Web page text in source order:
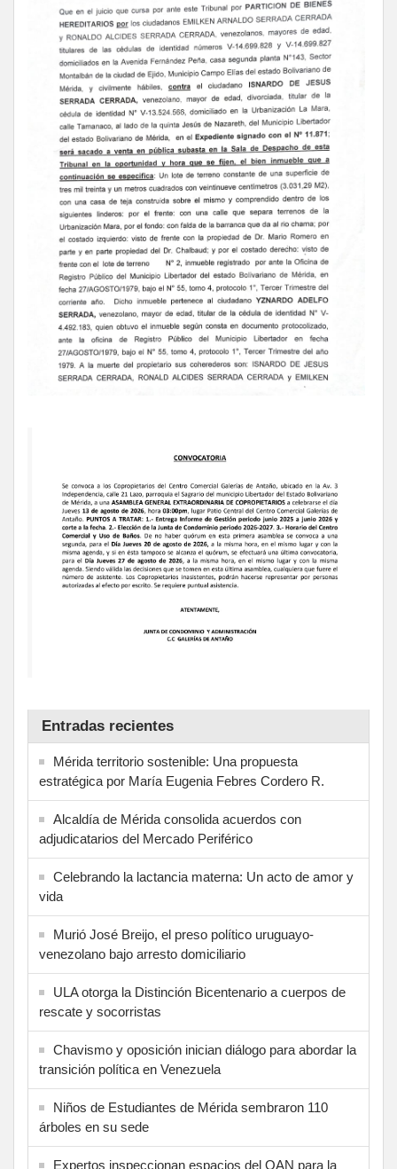
Entradas recientes
Mérida territorio sostenible: Una propuesta
estratégica por María Eugenia Febres Cordero R.
Alcaldía de Mérida consolida acuerdos con
adjudicatarios del Mercado Periférico
Celebrando la lactancia materna: Un acto de amor y
vida
Murió José Breijo, el preso político uruguayo-
venezolano bajo arresto domiciliario
ULA otorga la Distinción Bicentenario a cuerpos de
rescate y socorristas
Chavismo y oposición inician diálogo para abordar la
transición política en Venezuela
Niños de Estudiantes de Mérida sembraron 110
árboles en su sede
Expertos inspeccionan espacios del OAN para la